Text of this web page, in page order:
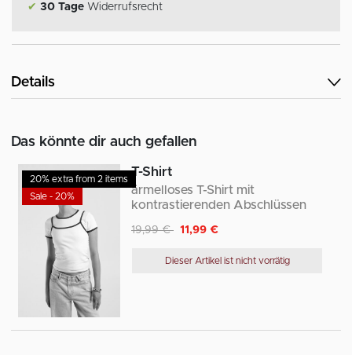
✔ 30 Tage Widerrufsrecht
Details
Das könnte dir auch gefallen
20% extra from 2 items
Sale - 20%
T-Shirt
ärmelloses T-Shirt mit
kontrastierenden Abschlüssen
Reduziert von
19,99 €auf11,99 €
Dieser Artikel ist nicht vorrätig